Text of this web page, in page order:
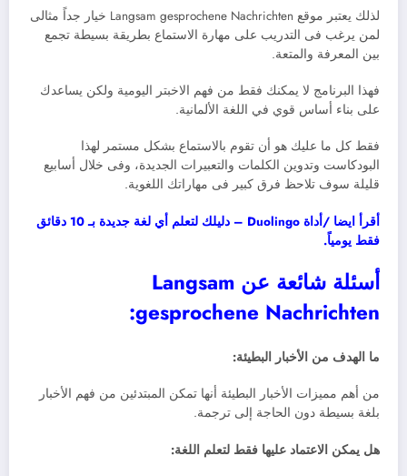
لذلك يعتبر موقع Langsam gesprochene Nachrichten خيار جداً مثالى
لمن يرغب فى التدريب على مهارة الاستماع بطريقة بسيطة تجمع
بين المعرفة والمتعة.
فهذا البرنامج لا يمكنك فقط من فهم الاخبتر اليومية ولكن يساعدك
على بناء أساس قوي في اللغة الألمانية.
فقط كل ما عليك هو أن تقوم بالاستماع بشكل مستمر لهذا
البودكاست وتدوين الكلمات والتعبيرات الجديدة، وفى خلال أسابيع
قليلة سوف تلاحظ فرق كبير فى مهاراتك اللغوية.
أقرأ ايضا /أداة Duolingo – دليلك لتعلم أي لغة جديدة بـ 10 دقائق
فقط يومياً.
أسئلة شائعة عن Langsam
gesprochene Nachrichten:
ما الهدف من الأخبار البطيئة:
من أهم مميزات الأخبار البطيئة أنها تمكن المبتدئين من فهم الأخبار
بلغة بسيطة دون الحاجة إلى ترجمة.
هل يمكن الاعتماد عليها فقط لتعلم اللغة: